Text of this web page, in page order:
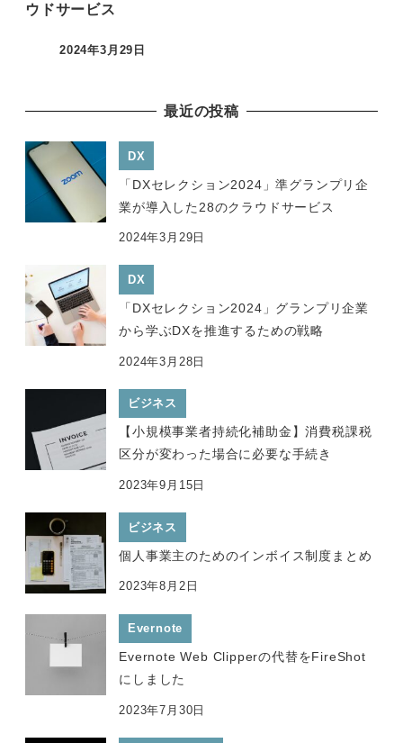
ウドサービス
投稿日
2024年3月29日
最近の投稿
DX
「DXセレクション2024」準グランプリ企
業が導入した28のクラウドサービス
2024年3月29日
DX
「DXセレクション2024」グランプリ企業
から学ぶDXを推進するための戦略
2024年3月28日
ビジネス
【小規模事業者持続化補助金】消費税課税
区分が変わった場合に必要な手続き
2023年9月15日
ビジネス
個人事業主のためのインボイス制度まとめ
2023年8月2日
Evernote
Evernote Web Clipperの代替をFireShot
にしました
2023年7月30日